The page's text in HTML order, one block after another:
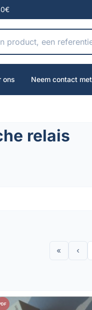
ons Neem contact
relais
« ‹